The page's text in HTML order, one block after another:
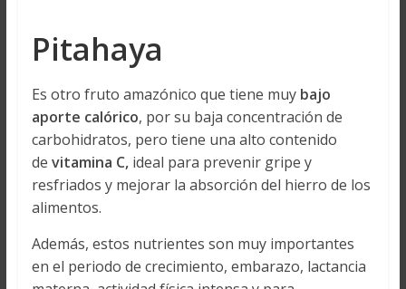
Pitahaya
Es otro fruto amazónico que tiene muy bajo
aporte calórico, por su baja concentración de
carbohidratos, pero tiene una alto contenido
de vitamina C,ideal para prevenir gripe y
resfriados y mejorar la absorción del hierro de los
alimentos.
Además, estos nutrientes son muy importantes
en el periodo de crecimiento, embarazo, lactancia